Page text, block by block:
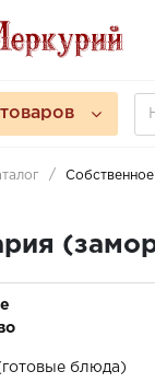
блюда)